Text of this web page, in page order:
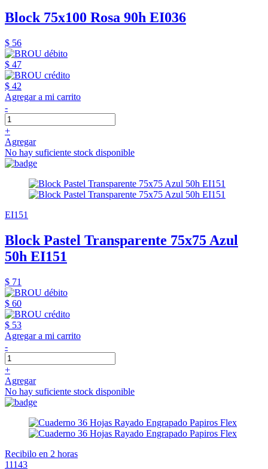
Block 75x100 Rosa 90h EI036
$ 56
$ 47
$ 42
Agregar a mi carrito
-
+
Agregar
No hay suficiente stock disponible
EI151
Block Pastel Transparente 75x75 Azul
50h EI151
$ 71
$ 60
$ 53
Agregar a mi carrito
-
+
Agregar
No hay suficiente stock disponible
Recibilo en 2 horas
11143